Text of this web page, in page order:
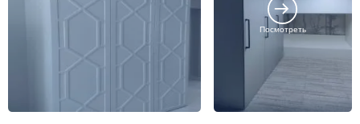
Посмотреть